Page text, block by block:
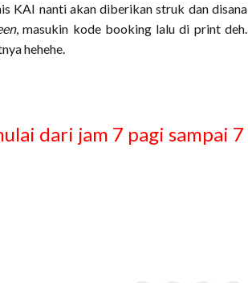
KAI nanti akan diberikan struk dan disana
, masukin kode booking lalu di print deh.
hehehe.
dari jam 7 pagi sampai 7